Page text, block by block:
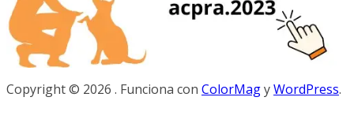
Copyright © 2026 . Funciona con ColorMagyWordPress.